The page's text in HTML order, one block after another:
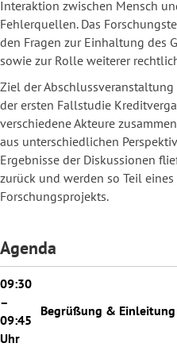
Interaktion zwischen Mensch
Fehlerquellen. Das
den Fragen zur Einhaltung des
sowie zur Rolle weiterer
Ziel der
der ersten Fallstudie
verschiedene Akteure
aus unterschiedlichen
Ergebnisse der Diskussionen
zurück und werden so Teil
Forschungsprojekts.
Agenda
09:30
–
09:45
Uhr
Begrüßung & Einleitung